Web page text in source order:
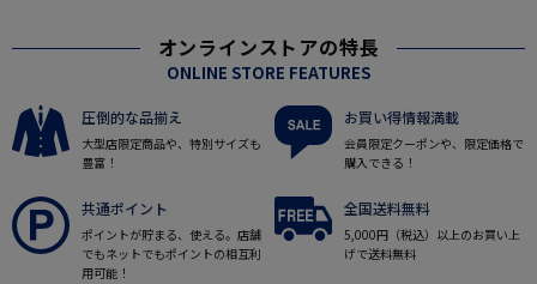
オンラインストアの特長
ONLINE STORE FEATURES
圧倒的な品揃え
大型店限定商品や、特別サイズも
豊富！
お買い得情報満載
会員限定クーポンや、限定価格で
購入できる！
共通ポイント
ポイントが貯まる、使える。店舗
でもネットでもポイントの相互利
用可能！
全国送料無料
5,000円（税込）以上のお買い上
げで送料無料